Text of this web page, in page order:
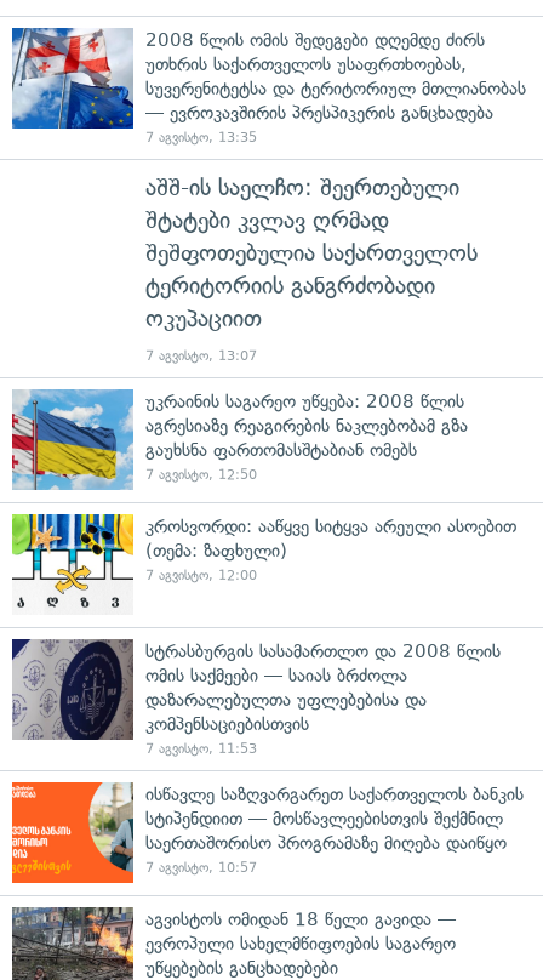
2008 წლის ომის შედეგები დღემდე ძირს
უთხრის საქართველოს უსაფრთხოებას,
სუვერენიტეტსა და ტერიტორიულ მთლიანობას
— ევროკავშირის პრესპიკერის განცხადება
7 აგვისტო, 13:35
აშშ-ის საელჩო: შეერთებული
შტატები კვლავ ღრმად
შეშფოთებულია საქართველოს
ტერიტორიის განგრძობადი
ოკუპაციით
7 აგვისტო, 13:07
უკრაინის საგარეო უწყება: 2008 წლის
აგრესიაზე რეაგირების ნაკლებობამ გზა
გაუხსნა ფართომასშტაბიან ომებს
7 აგვისტო, 12:50
კროსვორდი: ააწყვე სიტყვა არეული ასოებით
(თემა: ზაფხული)
7 აგვისტო, 12:00
სტრასბურგის სასამართლო და 2008 წლის
ომის საქმეები — საიას ბრძოლა
დაზარალებულთა უფლებებისა და
კომპენსაციებისთვის
7 აგვისტო, 11:53
ისწავლე საზღვარგარეთ საქართველოს ბანკის
სტიპენდიით — მოსწავლეებისთვის შექმნილ
საერთაშორისო პროგრამაზე მიღება დაიწყო
7 აგვისტო, 10:57
აგვისტოს ომიდან 18 წელი გავიდა —
ევროპული სახელმწიფოების საგარეო
უწყებების განცხადებები